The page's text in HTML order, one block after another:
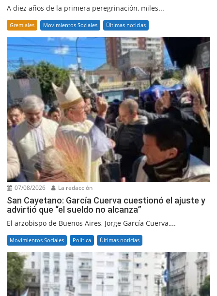
A diez años de la primera peregrinación, miles...
Gremiales Movimientos Sociales Últimas noticias
07/08/2026 La redacción
San Cayetano: García Cuerva cuestionó el ajuste y
advirtió que “el sueldo no alcanza”
El arzobispo de Buenos Aires, Jorge García Cuerva,...
Movimientos Sociales Política Últimas noticias